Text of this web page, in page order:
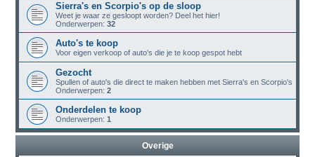
Sierra's en Scorpio's op de sloop
Weet je waar ze gesloopt worden? Deel het hier!
Onderwerpen: 32
Auto's te koop
Voor eigen verkoop of auto's die je te koop gespot hebt
Gezocht
Spullen of auto's die direct te maken hebben met Sierra's en Scorpio's
Onderwerpen: 2
Onderdelen te koop
Onderwerpen: 1
Overige